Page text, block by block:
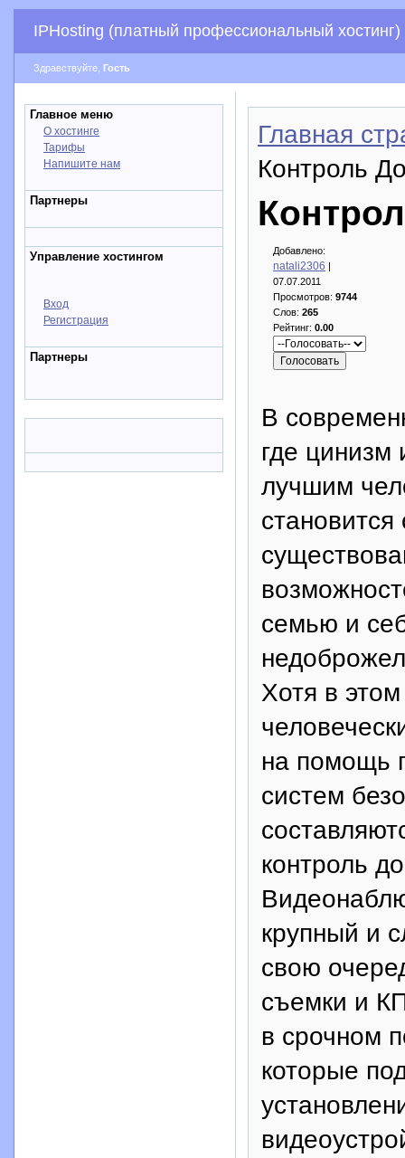
IPHosting (платный профессиональный хостинг)
Здравствуйте, Гость
Главное меню
О хостинге
Тарифы
Напишите нам
Партнеры
Управление хостингом
Вход
Регистрация
Партнеры
Главная
Контроль
Добавлено:
natali2306 |
07.07.2011
Просмотров: 9744
Слов: 265
Рейтинг: 0.00
В
где цинизм
лучшим
семью и
Хотя в
на помощь
систем
контроль
крупный и
свою
съемки и
в срочном
которые